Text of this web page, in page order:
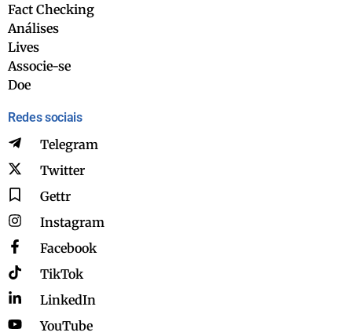
Fact Checking
Análises
Lives
Associe-se
Doe
Redes sociais
Telegram
Twitter
Gettr
Instagram
Facebook
TikTok
LinkedIn
YouTube